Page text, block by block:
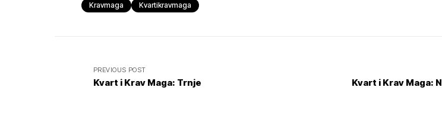
Kravmaga Kvartikravmaga
PREVIOUS POST
Kvart i Krav Maga: Trnje Kvart i Krav Maga: